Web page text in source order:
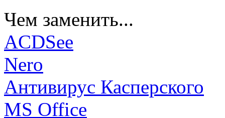
Чем заменить...
ACDSee
Nero
Антивирус Касперского
MS Office